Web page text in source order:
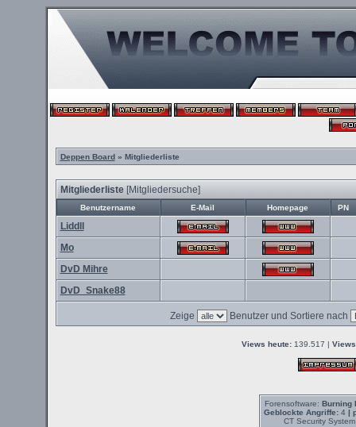
Deppen Board» Mitgliederliste
Mitgliederliste[Mitgliedersuche]
Benutzername E-Mail Homepage PN
Liddll
Mo
DvD Mihre
DvD_Snake88
Zeige Benutzer und Sortiere nach
Views heute: 139.517 |
Forensoftware: Burning
Geblockte Angriffe:4 |
CT Security